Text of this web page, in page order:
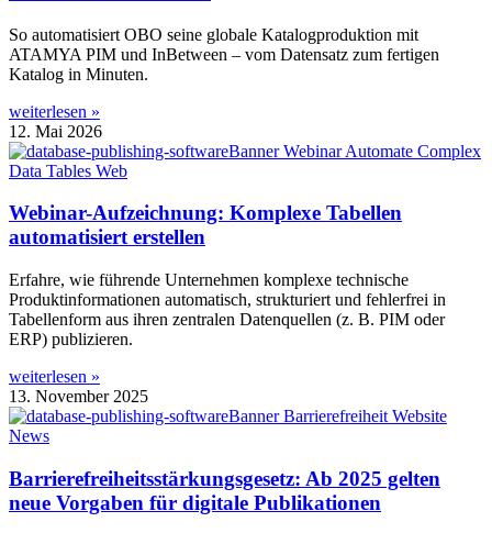
So automatisiert OBO seine globale Katalogproduktion mit
ATAMYA PIM und InBetween – vom Datensatz zum fertigen
Katalog in Minuten.
weiterlesen »
12. Mai 2026
Webinar-Aufzeichnung: Komplexe Tabellen
automatisiert erstellen
Erfahre, wie führende Unternehmen komplexe technische
Produktinformationen automatisch, strukturiert und fehlerfrei in
Tabellenform aus ihren zentralen Datenquellen (z. B. PIM oder
ERP) publizieren.
weiterlesen »
13. November 2025
Barrierefreiheitsstärkungsgesetz: Ab 2025 gelten
neue Vorgaben für digitale Publikationen